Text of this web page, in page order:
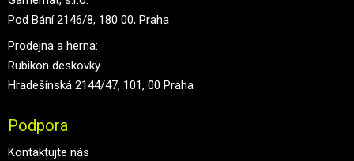
Pod Bání 2146/8, 180 00, Praha
Prodejna a herna:
Rubikon deskovky
Hradešínská 2144/47, 101, 00 Praha
Podpora
Kontaktujte nás